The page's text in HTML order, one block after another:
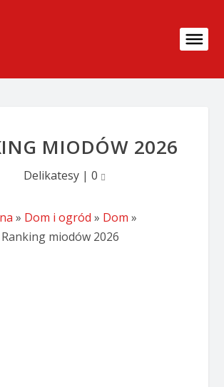
MIODÓW 2026
Delikatesy| 0
» Dom i ogród » Dom »
Ranking miodów 2026